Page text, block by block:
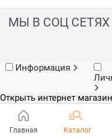
МЫ В СОЦ СЕТЯХ
Информация
Открыть интернет магазин
Главная Каталог